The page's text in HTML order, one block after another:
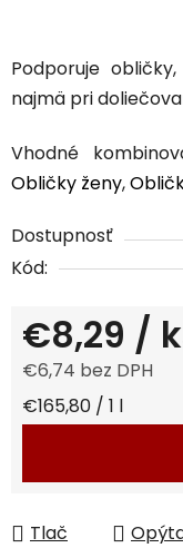
Podporuje
najmä pri
Vhodné
Obličky ženy,
Dostupnosť
Kód:
€8,29 /
€6,74 bez DPH
Jednotková cena:
€165,80 / 1 l
Tlač